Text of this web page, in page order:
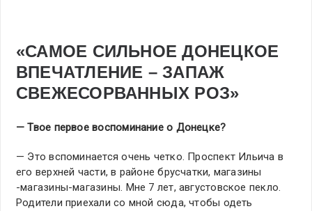
«САМОЕ СИЛЬНОЕ ДОНЕЦКОЕ
ВПЕЧАТЛЕНИЕ – ЗАПАЖ
СВЕЖЕСОРВАННЫХ РОЗ»
— Твое первое воспоминание о Донецке?
— Это вспоминается очень четко. Проспект Ильича в
его верхней части, в районе брусчатки, магазины
-магазины-магазины. Мне 7 лет, августовское пекло.
Родители приехали со мной сюда, чтобы одеть